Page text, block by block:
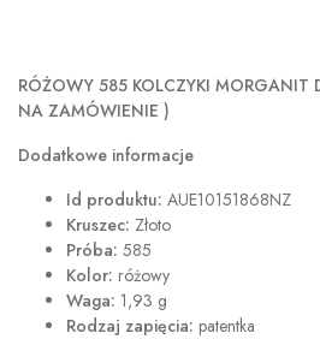
RÓŻOWY 585 KOLCZYKI MORGANIT
NA ZAMÓWIENIE )
Dodatkowe informacje
Id produktu: AUE10151868NZ
Kruszec: Złoto
Próba: 585
Kolor: różowy
Waga: 1,93 g
Rodzaj zapięcia: patentka